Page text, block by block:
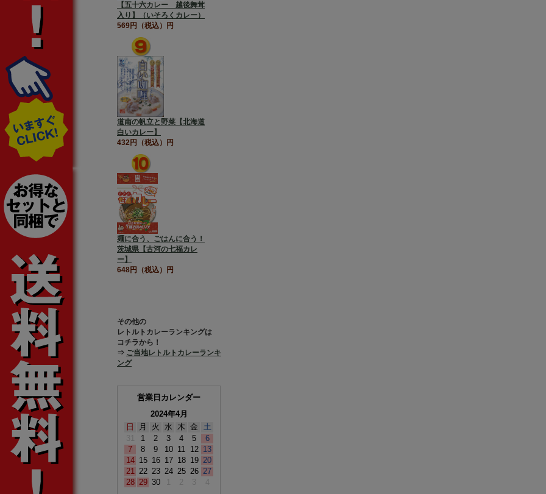
【五十六カレー 越後舞茸
入り】（いそろくカレー）
569円（税込）円
道南の帆立と野菜【北海道
白いカレー】
432円（税込）円
麺に合う、ごはんに合う！
茨城県【古河の七福カレ
ー】
648円（税込）円
その他の
レトルトカレーランキングは
コチラから！
⇒ ご当地レトルトカレーランキ
ング
営業日カレンダー
2024年4月
日
月 火 水 木 金
土
31
1 2 3 4 5
6
7
8 9 10 11 12 13
14 15 16 17 18 19 20
21 22 23 24 25 26 27
28 29 30 1 2 3